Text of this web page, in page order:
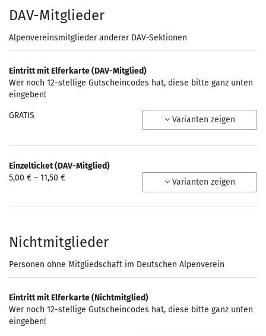
DAV-Mitglieder
Alpenvereinsmitglieder anderer DAV-Sektionen
Eintritt mit Elferkarte (DAV-Mitglied)
Wer noch 12-stellige Gutscheincodes hat, diese bitte ganz unten
eingeben!
GRATIS Varianten zeigen
Einzelticket (DAV-Mitglied)
von
5,00 € – 11,50 € Varianten zeigen
Nichtmitglieder
Personen ohne Mitgliedschaft im Deutschen Alpenverein
Eintritt mit Elferkarte (Nichtmitglied)
Wer noch 12-stellige Gutscheincodes hat, diese bitte ganz unten
eingeben!